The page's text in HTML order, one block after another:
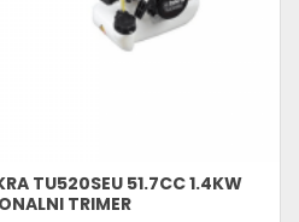
TU520SEU 51.7CC 1.4KW
TRIMER